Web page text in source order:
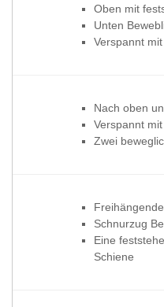
Oben mit
Unten
Verspannt
Nach oben
Verspannt
Zwei
Schnurzug
Eine
Schiene